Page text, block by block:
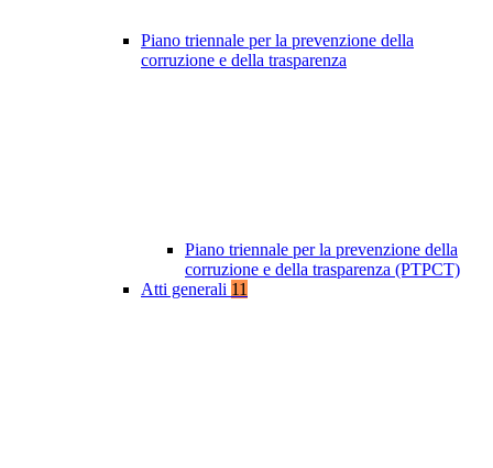
Piano triennale per la prevenzione della
corruzione e della trasparenza
Piano triennale per la prevenzione della
corruzione e della trasparenza (PTPCT)
Atti generali 11